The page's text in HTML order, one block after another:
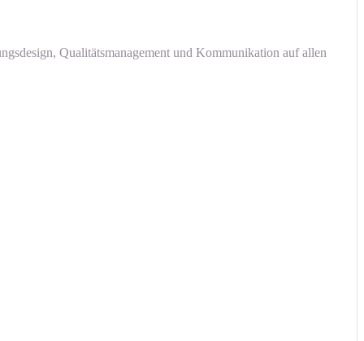
Qualitätsmanagement und Kommunikation auf allen